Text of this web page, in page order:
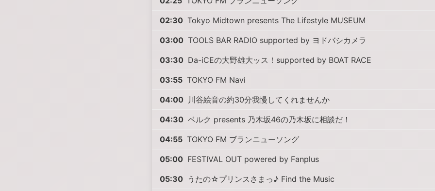
02:30 Tokyo Midtown presents The Lifestyle MUSEUM
03:00 TOOLS BAR RADIO supported by ヨドバシカメラ
03:30 Da-iCEの大野雄大ッス！supported by BOAT RACE
03:55 TOKYO FM Navi
04:00 川谷絵音の約30分我慢してくれませんか
04:30 ベルク presents 乃木坂46の乃木坂に相談だ！
04:55 TOKYO FM ブランニューソング
05:00 FESTIVAL OUT powered by Fanplus
05:30 うたの☆プリンスさまっ♪ Find the Music